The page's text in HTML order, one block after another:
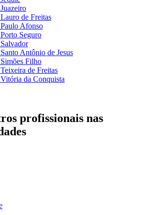
de Freitas
Afonso
Seguro
Antônio de Jesus
Filho
de Freitas
da Conquista
profissionais nas